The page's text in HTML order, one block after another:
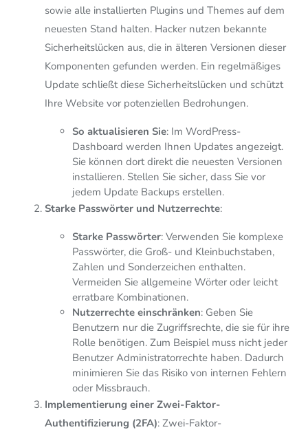
sowie alle installierten Plugins und Themes auf dem
neuesten Stand halten. Hacker nutzen bekannte
Sicherheitslücken aus, die in älteren Versionen dieser
Komponenten gefunden werden. Ein regelmäßiges
Update schließt diese Sicherheitslücken und schützt
Ihre Website vor potenziellen Bedrohungen.
So aktualisieren Sie: Im WordPress-
Dashboard werden Ihnen Updates angezeigt.
Sie können dort direkt die neuesten Versionen
installieren. Stellen Sie sicher, dass Sie vor
jedem Update Backups erstellen.
Starke Passwörter und Nutzerrechte:
Starke Passwörter: Verwenden Sie komplexe
Passwörter, die Groß- und Kleinbuchstaben,
Zahlen und Sonderzeichen enthalten.
Vermeiden Sie allgemeine Wörter oder leicht
erratbare Kombinationen.
Nutzerrechte einschränken: Geben Sie
Benutzern nur die Zugriffsrechte, die sie für ihre
Rolle benötigen. Zum Beispiel muss nicht jeder
Benutzer Administratorrechte haben. Dadurch
minimieren Sie das Risiko von internen Fehlern
oder Missbrauch.
Implementierung einer Zwei-Faktor-
Authentifizierung (2FA): Zwei-Faktor-